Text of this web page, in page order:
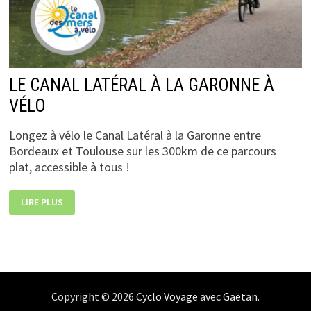
LE CANAL LATÉRAL À LA GARONNE À
VÉLO
Longez à vélo le Canal Latéral à la Garonne entre
Bordeaux et Toulouse sur les 300km de ce parcours
plat, accessible à tous !
LE
CANAL
LATÉRAL
LIRE PLUS
Copyright © 2026 Cyclo Voyage avec Gaëtan.